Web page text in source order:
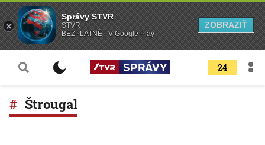
24
Štrougal
Správy STVR
STVR
BEZPLATNÉ - V Google Play
ZOBRAZIŤ